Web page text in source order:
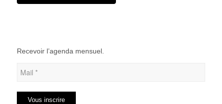
Recevoir l’agenda mensuel.